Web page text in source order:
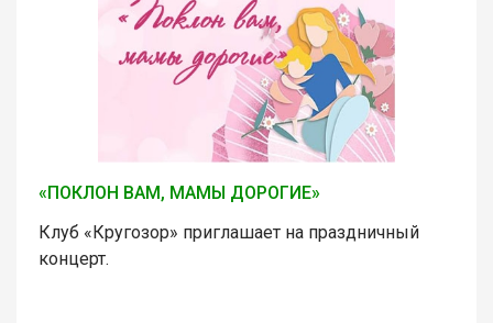
«ПОКЛОН ВАМ, МАМЫ ДОРОГИЕ»
Клуб «Кругозор» приглашает на праздничный
концерт.